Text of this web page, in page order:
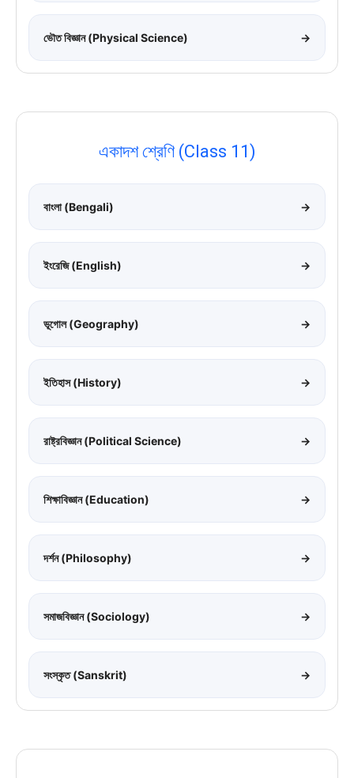
ভৌত বিজ্ঞান (Physical Science) →
একাদশ শ্রেণি (Class 11)
বাংলা (Bengali) →
ইংরেজি (English) →
ভূগোল (Geography) →
ইতিহাস (History) →
রাষ্ট্রবিজ্ঞান (Political Science) →
শিক্ষাবিজ্ঞান (Education) →
দর্শন (Philosophy) →
সমাজবিজ্ঞান (Sociology) →
সংস্কৃত (Sanskrit) →